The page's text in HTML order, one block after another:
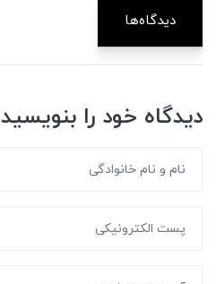
دیدگاه‌ها
دیدگاه خود را بنویسید